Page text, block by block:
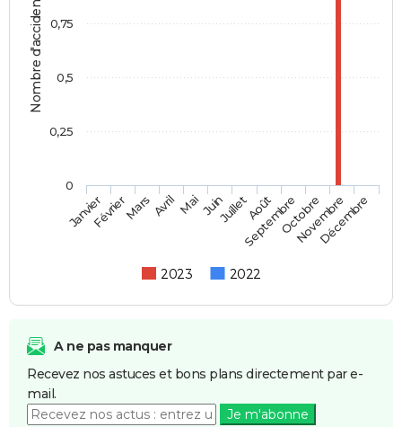
Nombre d'accidents
2023 2022
JanvierFévrierMars AvrilMaiJuinJuilletAoût
SeptembreOctobre
Novembre
Décembre
0
0,25
0,5
0,75
A ne pas manquer
Recevez nos astuces et bons plans directement par e-
mail.
Je m'abonne